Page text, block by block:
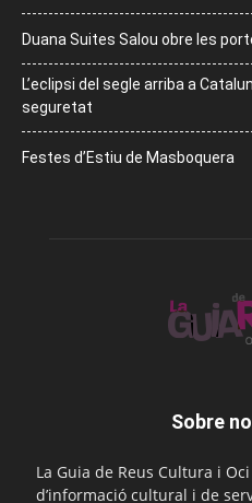
Duana Suites Salou obre les
L’eclipsi del segle arriba a
seguretat
Festes d’Estiu de Masboquera
Sobre
La Guia de Reus Cultura i
d’informació cultural i de